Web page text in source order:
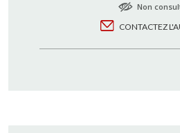
Non
CONTACTEZ